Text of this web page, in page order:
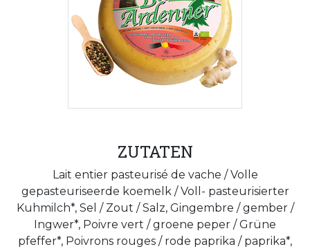
ZUTATEN
Lait entier pasteurisé de vache / Volle
gepasteuriseerde koemelk / Voll- pasteurisierter
Kuhmilch*, Sel / Zout / Salz, Gingembre / gember /
Ingwer*, Poivre vert / groene peper / Grüne
pfeffer*, Poivrons rouges / rode paprika / paprika*,